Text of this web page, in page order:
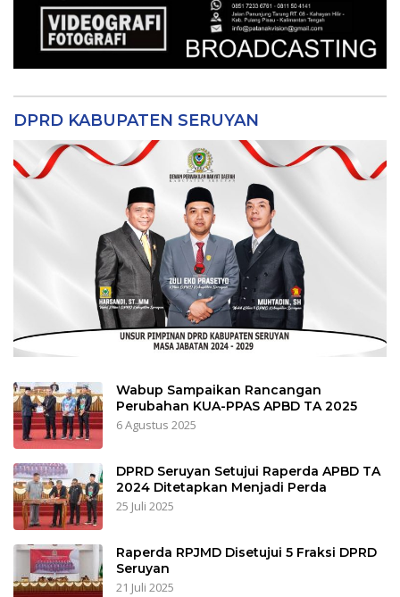
DPRD KABUPATEN SERUYAN
Wabup Sampaikan Rancangan
Perubahan KUA-PPAS APBD TA 2025
6 Agustus 2025
DPRD Seruyan Setujui Raperda APBD TA
2024 Ditetapkan Menjadi Perda
25 Juli 2025
Raperda RPJMD Disetujui 5 Fraksi DPRD
Seruyan
21 Juli 2025